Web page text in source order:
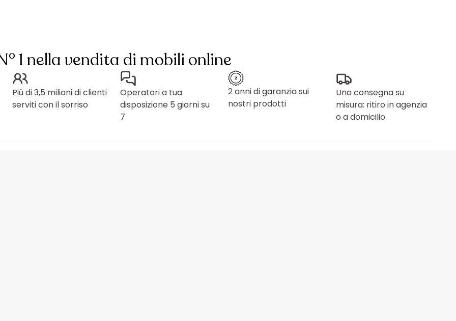
1 nella vendita di mobili online
Più di 3,5 milioni di clienti
serviti con il sorriso
Operatori a tua
disposizione 5 giorni su
7
2 anni di garanzia sui
nostri prodotti
Una consegna su
misura: ritiro in agenzia
o a domicilio